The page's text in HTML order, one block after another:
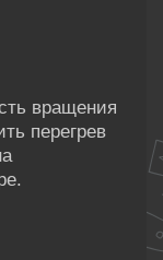
вращения
перегрев